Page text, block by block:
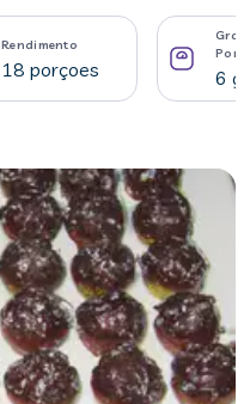
Rendimento
18 porçoes 6 g